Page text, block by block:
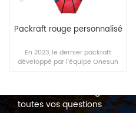
Packraft rouge personnalisé
En 2023, le dernier packraft
développé par l'équipe Onesun
prend en charge la
NOUS CONTACTER
Nous sommes en ligne
toutes vos questions